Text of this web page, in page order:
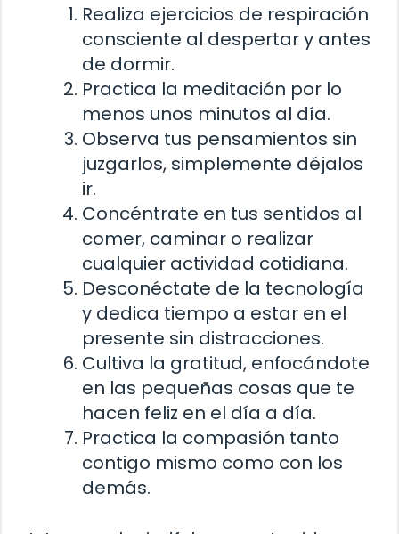
Realiza ejercicios de respiración
consciente al despertar y antes
de dormir.
Practica la meditación por lo
menos unos minutos al día.
Observa tus pensamientos sin
juzgarlos, simplemente déjalos
ir.
Concéntrate en tus sentidos al
comer, caminar o realizar
cualquier actividad cotidiana.
Desconéctate de la tecnología
y dedica tiempo a estar en el
presente sin distracciones.
Cultiva la gratitud, enfocándote
en las pequeñas cosas que te
hacen feliz en el día a día.
Practica la compasión tanto
contigo mismo como con los
demás.